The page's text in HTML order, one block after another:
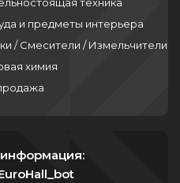
и предметы интерьера
/ Смесители / Измельчители
химия